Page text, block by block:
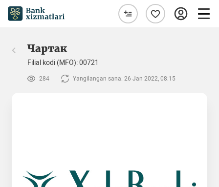
Чартак
Filial kodi (MFO): 00721
284 Yangilangan sana: 26 Jan 2022, 08:15